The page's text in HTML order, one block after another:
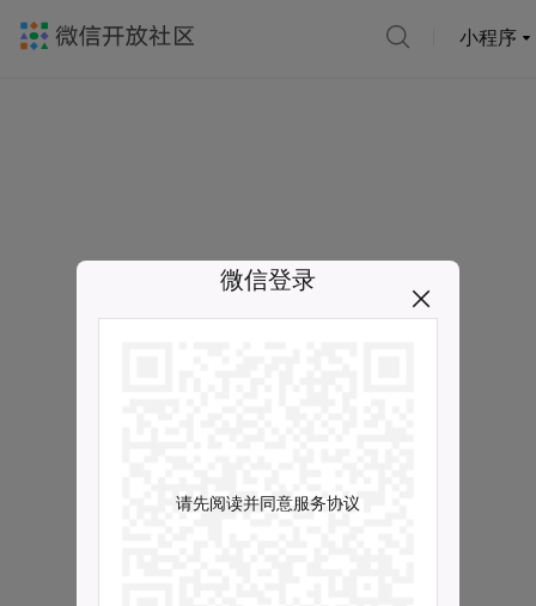
小程序
微信登录
请先阅读并同意服务协议